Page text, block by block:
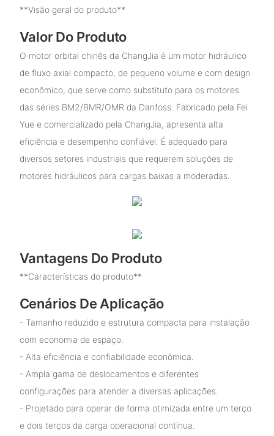
**Visão geral do produto**
Valor Do Produto
O motor orbital chinês da ChangJia é um motor hidráulico
de fluxo axial compacto, de pequeno volume e com design
econômico, que serve como substituto para os motores
das séries BM2/BMR/OMR da Danfoss. Fabricado pela Fei
Yue e comercializado pela ChangJia, apresenta alta
eficiência e desempenho confiável. É adequado para
diversos setores industriais que requerem soluções de
motores hidráulicos para cargas baixas a moderadas.
Vantagens Do Produto
**Características do produto**
Cenários De Aplicação
- Tamanho reduzido e estrutura compacta para instalação
com economia de espaço.
- Alta eficiência e confiabilidade econômica.
- Ampla gama de deslocamentos e diferentes
configurações para atender a diversas aplicações.
- Projetado para operar de forma otimizada entre um terço
e dois terços da carga operacional contínua.